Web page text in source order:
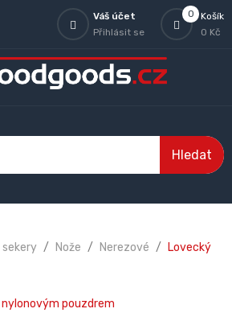
0
Košík
0 Kč
Váš účet
Přihlásit se
Hledat
sekery Nože Nerezové Lovecký
pouzdrem